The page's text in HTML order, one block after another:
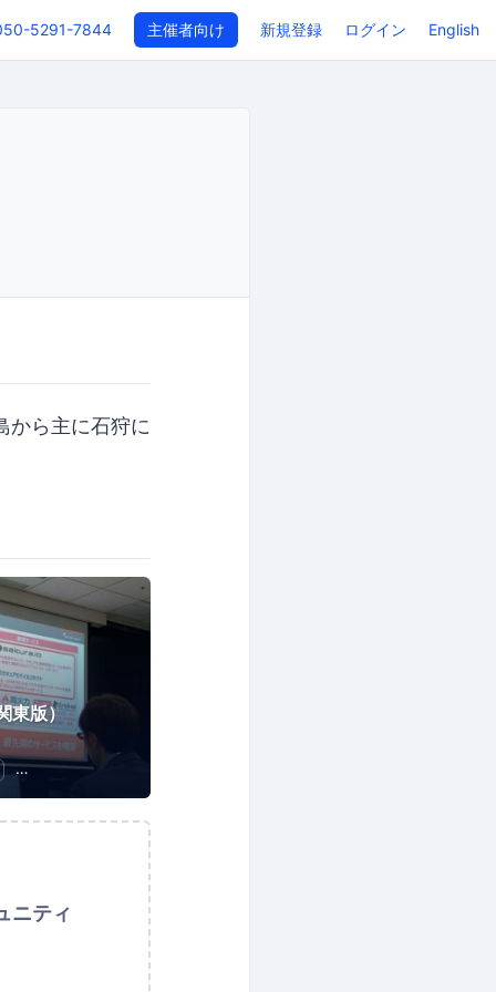
5291-7844 主催者向け 新規登録 ログイン English
から主に石狩に
東版）
地域経済と地域社会
ニティ